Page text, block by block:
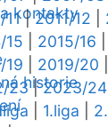
kontakty
historie
11|2011/12
15
2015/16
19
2019/20
23|2023/24
1.liga